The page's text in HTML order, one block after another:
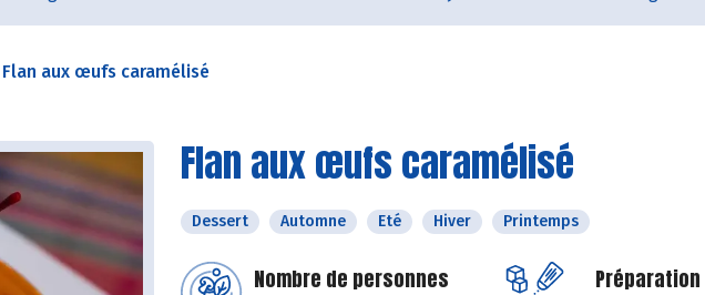
Flan aux œufs caramélisé
Flan aux œufs caramélisé
Dessert Automne Eté Hiver Printemps
Nombre de personnes Préparation